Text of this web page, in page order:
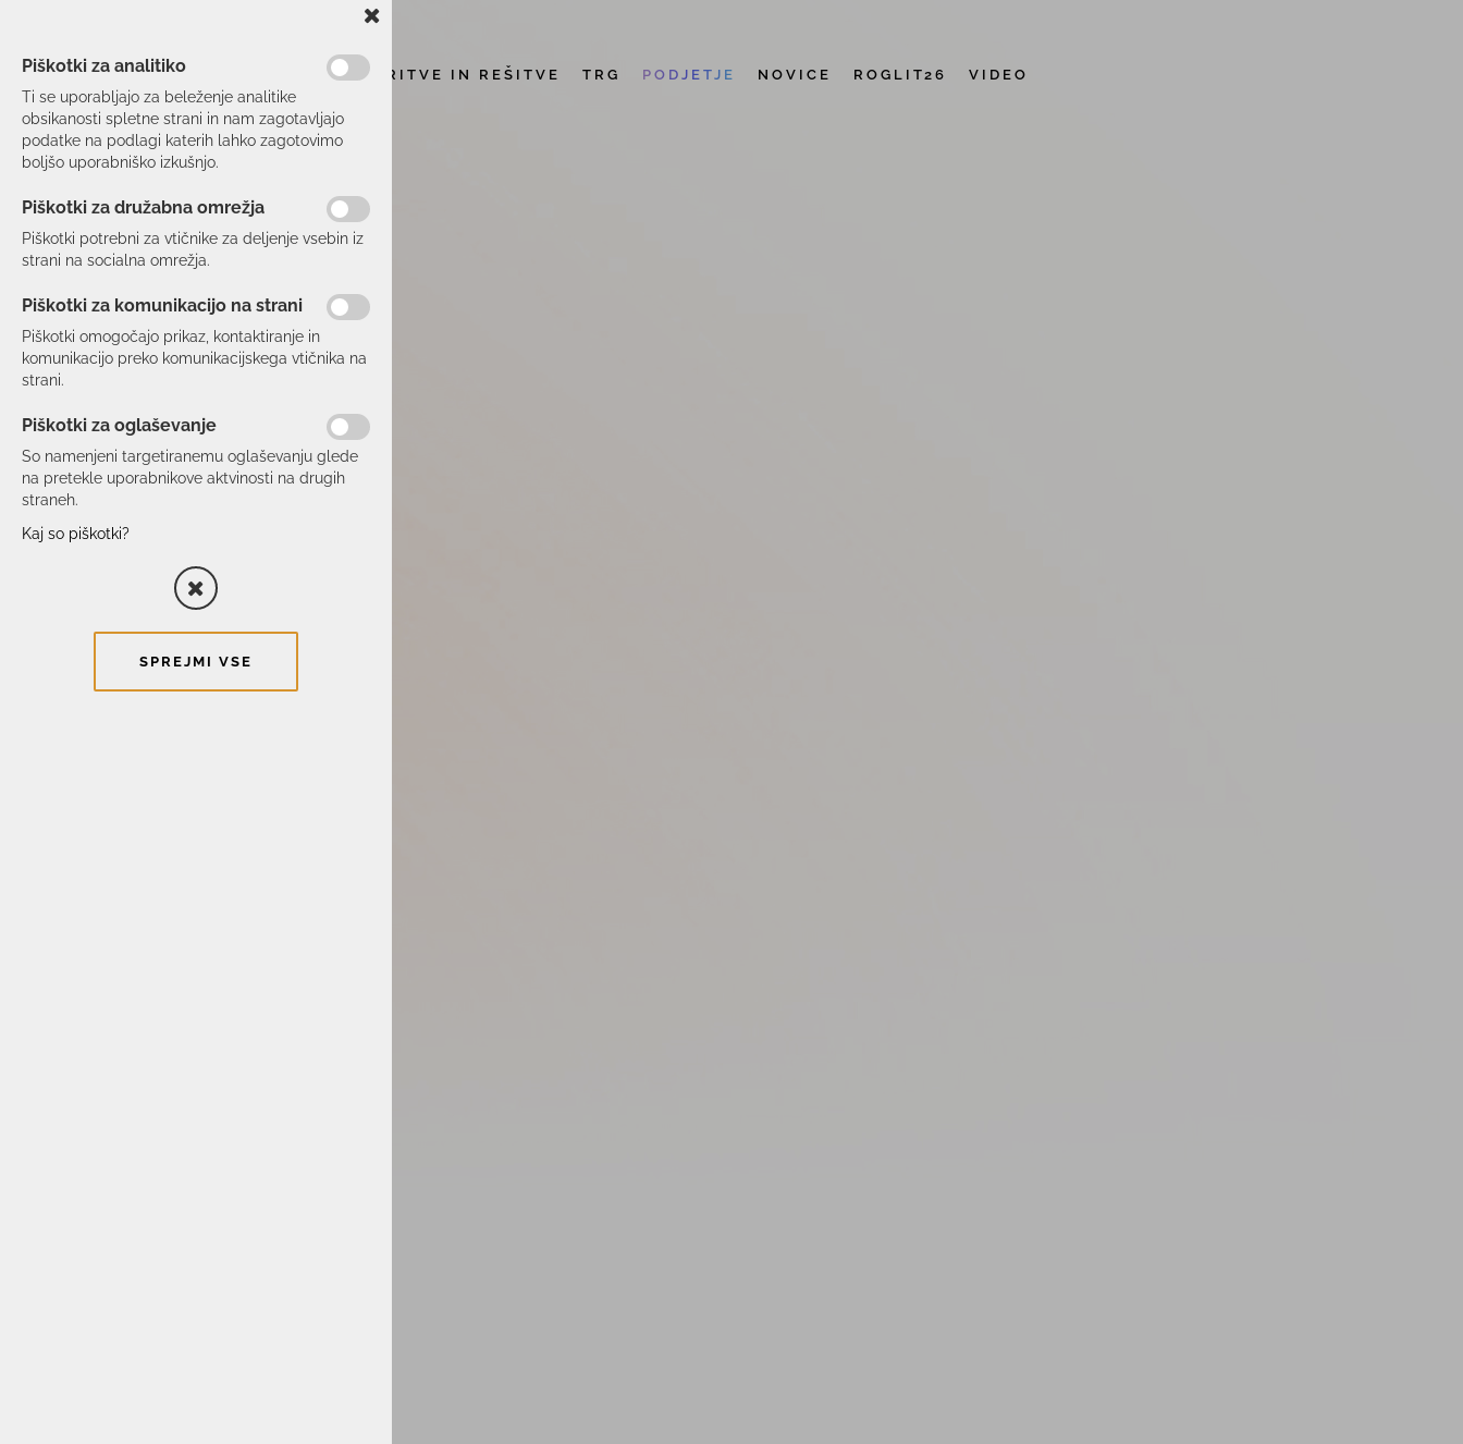
STORITVE IN REŠITVE TRG PODJETJE NOVICE ROGLIT26 VIDEO
Piškotki za analitiko
Ti se uporabljajo za beleženje analitike
obsikanosti spletne strani in nam zagotavljajo
podatke na podlagi katerih lahko zagotovimo
boljšo uporabniško izkušnjo.
Piškotki za družabna omrežja
Piškotki potrebni za vtičnike za deljenje vsebin iz
strani na socialna omrežja.
Piškotki za komunikacijo na strani
Piškotki omogočajo prikaz, kontaktiranje in
komunikacijo preko komunikacijskega vtičnika na
strani.
Piškotki za oglaševanje
So namenjeni targetiranemu oglaševanju glede
na pretekle uporabnikove aktvinosti na drugih
straneh.
Kaj so piškotki?
SPREJMI VSE